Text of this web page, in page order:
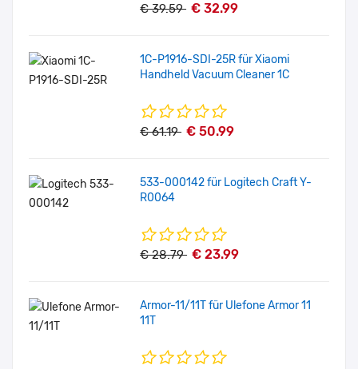
€ 39.59 € 32.99
1C-P1916-SDI-25R für Xiaomi
Handheld Vacuum Cleaner 1C
€ 61.19 € 50.99
533-000142 für Logitech Craft Y-
R0064
€ 28.79 € 23.99
Armor-11/11T für Ulefone Armor 11
11T